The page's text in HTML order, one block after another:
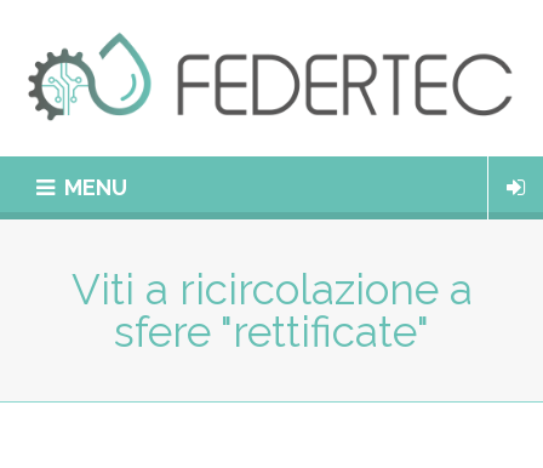
MENU
Viti a ricircolazione a
sfere "rettificate"